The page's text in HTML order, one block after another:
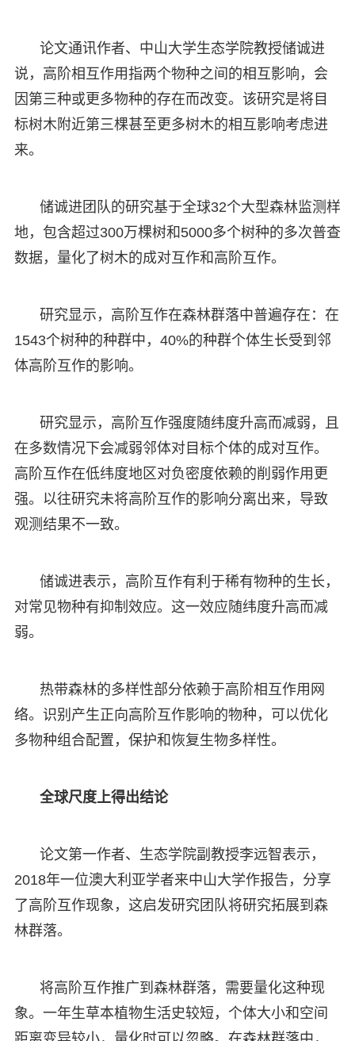
论文通讯作者、中山大学生态学院教授储诚进
说，高阶相互作用指两个物种之间的相互影响，会
因第三种或更多物种的存在而改变。该研究是将目
标树木附近第三棵甚至更多树木的相互影响考虑进
来。
储诚进团队的研究基于全球32个大型森林监测样
地，包含超过300万棵树和5000多个树种的多次普查
数据，量化了树木的成对互作和高阶互作。
研究显示，高阶互作在森林群落中普遍存在：在
1543个树种的种群中，40%的种群个体生长受到邻
体高阶互作的影响。
研究显示，高阶互作强度随纬度升高而减弱，且
在多数情况下会减弱邻体对目标个体的成对互作。
高阶互作在低纬度地区对负密度依赖的削弱作用更
强。以往研究未将高阶互作的影响分离出来，导致
观测结果不一致。
储诚进表示，高阶互作有利于稀有物种的生长，
对常见物种有抑制效应。这一效应随纬度升高而减
弱。
热带森林的多样性部分依赖于高阶相互作用网
络。识别产生正向高阶互作影响的物种，可以优化
多物种组合配置，保护和恢复生物多样性。
全球尺度上得出结论
论文第一作者、生态学院副教授李远智表示，
2018年一位澳大利亚学者来中山大学作报告，分享
了高阶互作现象，这启发研究团队将研究拓展到森
林群落。
将高阶互作推广到森林群落，需要量化这种现
象。一年生草本植物生活史较短，个体大小和空间